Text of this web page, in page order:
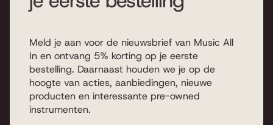
Meld je aan voor de nieuwsbrief van Music All
In en ontvang 5% korting op je eerste
bestelling. Daarnaast houden we je op de
hoogte van acties, aanbiedingen, nieuwe
producten en interessante pre-owned
instrumenten.